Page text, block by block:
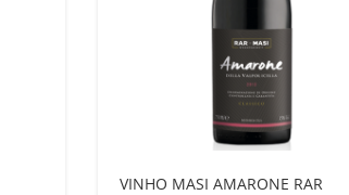
VINHO MASI AMARONE RAR